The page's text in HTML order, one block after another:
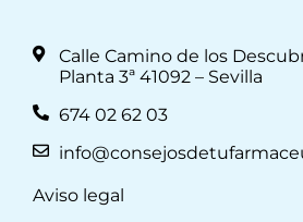
Calle Camino de los
Planta 3ª 41092 – Sevilla
674 02 62 03
Aviso legal